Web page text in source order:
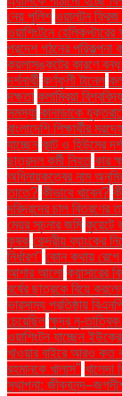
নেয় পুলিশ ওয়ালটন ফ্রিজ
ওয়াশিংটনে
প্রদেশ গঠনের পরিকল্পনা
কয়লাসঙ্কটের কারণে বন্ধ
দর্শনার্থী কর্ণফুলী টানেল
দক্ষতা কলাম্বিয়া
সমস্যা কানাডাকে
বাংলাদেশি শিক্ষার্থীর
যাচ্ছেন কান্ট ও হিউমের
ছাত্রদল কর্মী নিহত কার
অধিনায়কত্বের নাম
তাতে? কীভাবে খাবেন?
দরিদ্রদের চাল বিতরণের
মেয়র সূচনার জমি কুয়েটে
কৃষক কেন্দ্রীয় ব্যাংকের
নির্ধারণ" কোন কথায়
আশার আলো ক্যান্সারের
বর্ষের ছাত্রকে বিয়ে
ভারসাম্য প্রতিষ্ঠায়
চেয়েছিল ক্ষুদ্র নৃ-তাত্বিক
ওয়াশিংটন যাচ্ছেন
খাওয়ার বাইরে আরও কত
রহমানকে খালাস'' খালেদা
স্থাপনা: